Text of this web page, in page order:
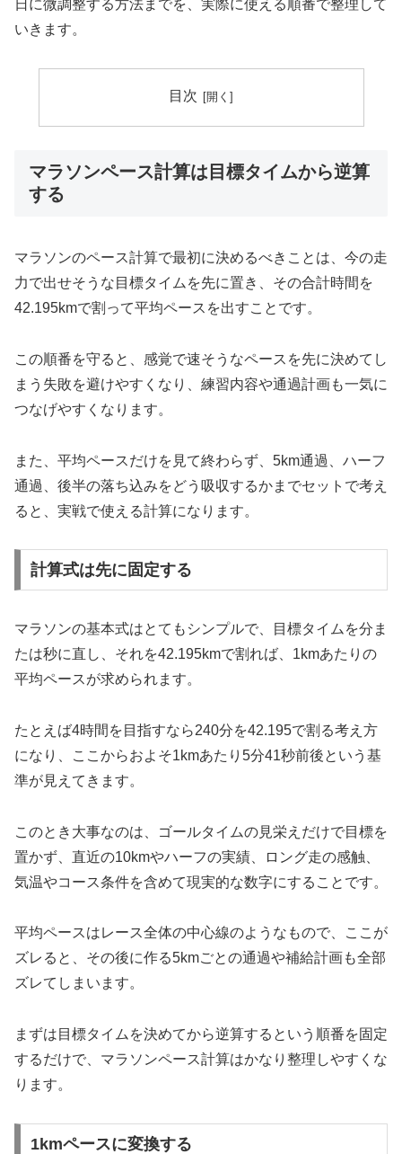
日に微調整する方法までを、実際に使える順番で整理して
いきます。
目次
マラソンペース計算は目標タイムから逆算
する
マラソンのペース計算で最初に決めるべきことは、今の走
力で出せそうな目標タイムを先に置き、その合計時間を
42.195kmで割って平均ペースを出すことです。
この順番を守ると、感覚で速そうなペースを先に決めてし
まう失敗を避けやすくなり、練習内容や通過計画も一気に
つなげやすくなります。
また、平均ペースだけを見て終わらず、5km通過、ハーフ
通過、後半の落ち込みをどう吸収するかまでセットで考え
ると、実戦で使える計算になります。
計算式は先に固定する
マラソンの基本式はとてもシンプルで、目標タイムを分ま
たは秒に直し、それを42.195kmで割れば、1kmあたりの
平均ペースが求められます。
たとえば4時間を目指すなら240分を42.195で割る考え方
になり、ここからおよそ1kmあたり5分41秒前後という基
準が見えてきます。
このとき大事なのは、ゴールタイムの見栄えだけで目標を
置かず、直近の10kmやハーフの実績、ロング走の感触、
気温やコース条件を含めて現実的な数字にすることです。
平均ペースはレース全体の中心線のようなもので、ここが
ズレると、その後に作る5kmごとの通過や補給計画も全部
ズレてしまいます。
まずは目標タイムを決めてから逆算するという順番を固定
するだけで、マラソンペース計算はかなり整理しやすくな
ります。
1kmペースに変換する